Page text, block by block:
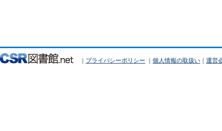
｜ プライバシーポリシー ｜ 個人情報の取扱い ｜ 運営